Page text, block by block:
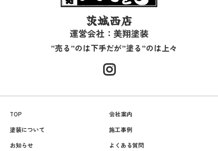
茨城西店
運営会社：美翔塗装
”売る”のは下手だが”塗る”のは上々
TOP
会社案内
塗装について
施工事例
お知らせ
よくある質問